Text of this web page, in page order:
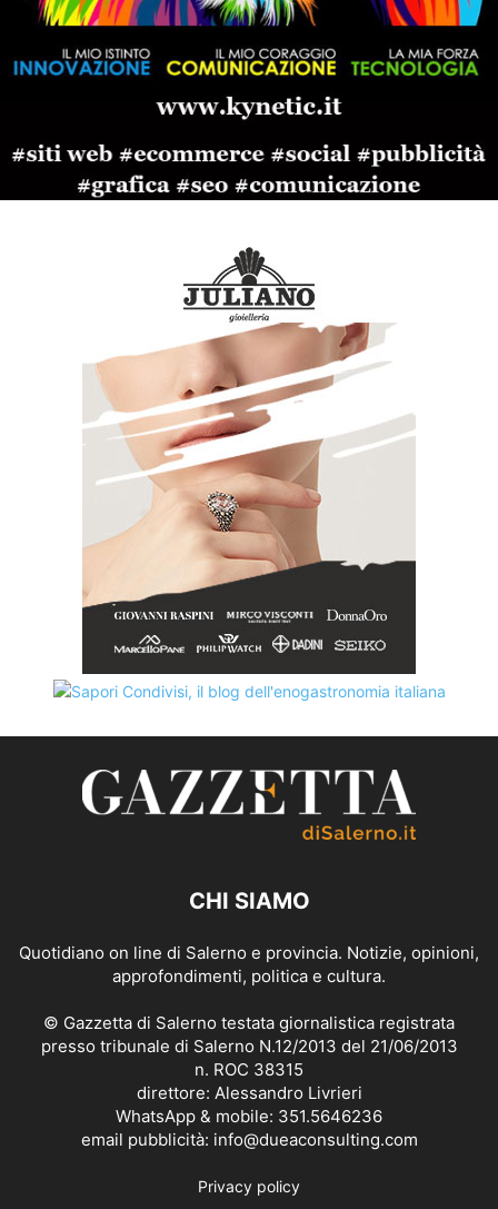
CHI SIAMO
Quotidiano on line di Salerno e provincia. Notizie, opinioni,
approfondimenti, politica e cultura.
© Gazzetta di Salerno testata giornalistica registrata
presso tribunale di Salerno N.12/2013 del 21/06/2013
n. ROC 38315
direttore: Alessandro Livrieri
WhatsApp & mobile: 351.5646236
email pubblicità: info@dueaconsulting.com
Privacy policy